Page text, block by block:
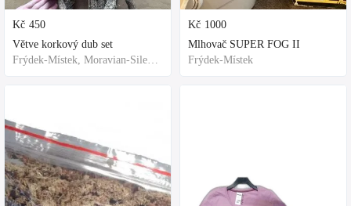
Kč 450
Větve korkový dub set
Frýdek-Místek, Moravian-Silesian Region,Others
Kč 1000
Mlhovač SUPER FOG II
Frýdek-Místek